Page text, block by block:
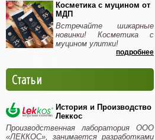
Косметика с муцином от
МДП
Встречайте шикарные
новинки! Косметика с
муцином улитки!
подробнее
Статьи
История и Производство
Леккос
Производственная лаборатория ООО
«ЛЕККОС», занимается разработками